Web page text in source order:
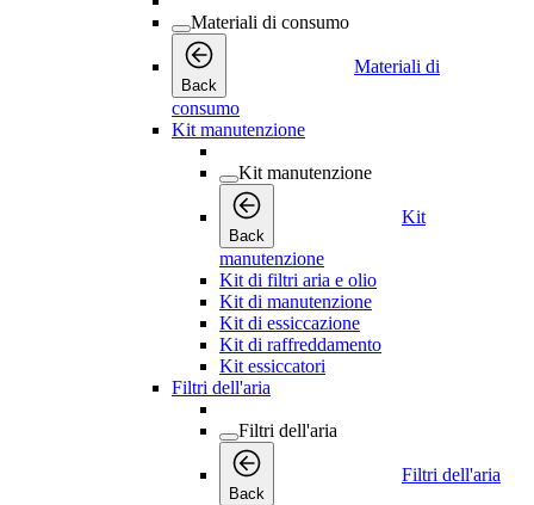
Materiali di consumo
Back
Materiali di
consumo
Kit manutenzione
Kit manutenzione
Back
Kit
manutenzione
Kit di filtri aria e olio
Kit di manutenzione
Kit di essiccazione
Kit di raffreddamento
Kit essiccatori
Filtri dell'aria
Filtri dell'aria
Back
Filtri dell'aria